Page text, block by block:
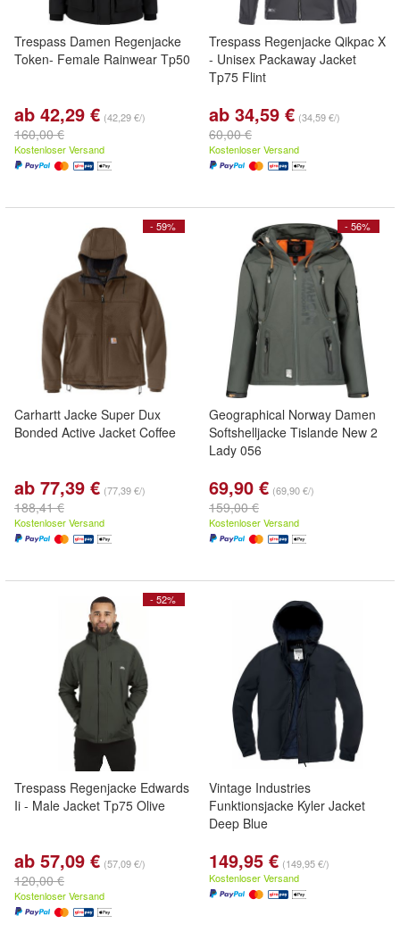
Trespass Damen Regenjacke
Token- Female Rainwear Tp50
ab 42,29 € (42,29 €/)
160,00 €
Kostenloser Versand
Trespass Regenjacke Qikpac X
- Unisex Packaway Jacket
Tp75 Flint
ab 34,59 € (34,59 €/)
60,00 €
Kostenloser Versand
- 59%
Carhartt Jacke Super Dux
Bonded Active Jacket Coffee
ab 77,39 € (77,39 €/)
188,41 €
Kostenloser Versand
- 56%
Geographical Norway Damen
Softshelljacke Tislande New 2
Lady 056
69,90 € (69,90 €/)
159,00 €
Kostenloser Versand
- 52%
Trespass Regenjacke Edwards
Ii - Male Jacket Tp75 Olive
ab 57,09 € (57,09 €/)
120,00 €
Kostenloser Versand
Vintage Industries
Funktionsjacke Kyler Jacket
Deep Blue
149,95 € (149,95 €/)
Kostenloser Versand